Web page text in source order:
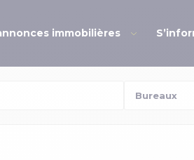
immobilières